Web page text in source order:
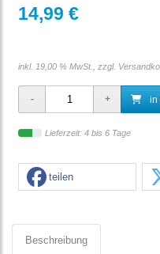
14,99 €
inkl. 19,00 % MwSt., zzgl.
in
Lieferzeit: 4 bis 6 Tage
teilen
Beschreibung